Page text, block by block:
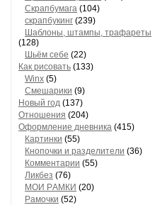
Скрaпбумaгa (104)
скрапбукинг (239)
Шaблоны, штaмпы, трaфaреты
(128)
Шьём себе (22)
Как рисовать (133)
Winx (5)
Смешарики (9)
Новый год (137)
Отношения (204)
Оформление дневника (415)
Кaртинки (55)
Кнопочки и рaзделители (36)
Комментaрии (55)
Ликбез (76)
МОИ РAМКИ (20)
Рaмочки (52)